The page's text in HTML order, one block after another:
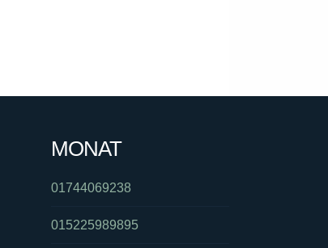
MONAT
01744069238
015225989895